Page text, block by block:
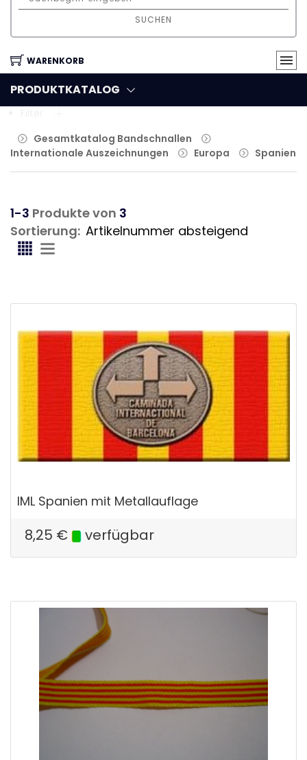
SUCHEN
WARENKORB
PRODUKTKATALOG
Gesamtkatalog Bandschnallen
Internationale Auszeichnungen
Europa Spanien
1-3 Produkte von 3
Sortierung:
IML Spanien mit Metallauflage
8,25 € verfügbar